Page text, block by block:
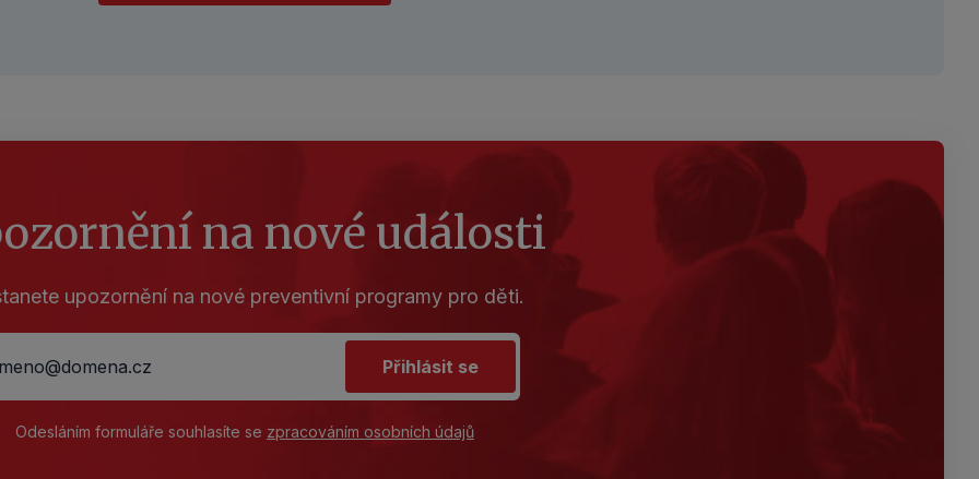
na nové události
upozornění na nové preventivní programy pro děti.
Přihlásit se
Odesláním formuláře souhlasíte se zpracováním osobních údajů